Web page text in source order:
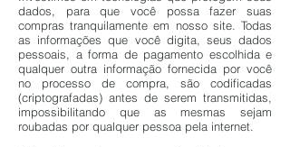
dados, para que você possa fazer suas
compras tranquilamente em nosso site. Todas
as informações que você digita, seus dados
pessoais, a forma de pagamento escolhida e
qualquer outra informação fornecida por você
no processo de compra, são codificadas
(criptografadas) antes de serem transmitidas,
impossibilitando que as mesmas sejam
roubadas por qualquer pessoa pela internet.